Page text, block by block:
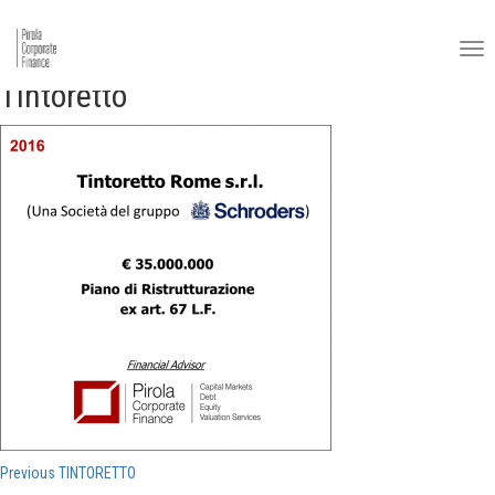
Tintoretto
Navigazione
Previous Previous
TINTORETTO